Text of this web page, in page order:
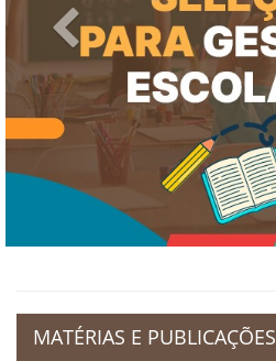
Previous
MATÉRIAS E PUBLICAÇÕES